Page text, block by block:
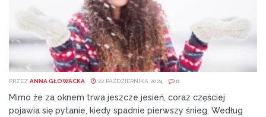
PRZEZ ANNA GŁOWACKA 22 PAŹDZIERNIKA 2024 0
Mimo że za oknem trwa jeszcze jesień, coraz częściej
pojawia się pytanie, kiedy spadnie pierwszy śnieg. Według